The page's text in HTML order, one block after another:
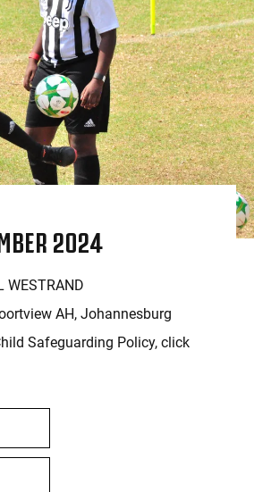
2024
WESTRAND
AH, Johannesburg
Safeguarding Policy, click